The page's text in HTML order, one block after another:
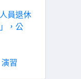
員退休
，公
習